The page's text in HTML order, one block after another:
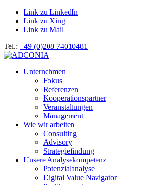
Link zu LinkedIn
Link zu Xing
Link zu Mail
Tel.: +49 (0)208 74010481
Unternehmen
Fokus
Referenzen
Kooperationspartner
Veranstaltungen
Management
Wie wir arbeiten
Consulting
Advisory
Strategiefindung
Unsere Analysekompetenz
Potenzialanalyse
Digital Value Navigator